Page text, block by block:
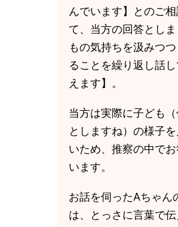
んでいます】とのご
て、当方の回答とし
もの気持ちを汲みつ
ることを繰り返し話
えます】。
当方は実際に子ども
としますね）の様子
いため、推察の中で
います。
お話を伺ったAちゃん
は、とっさに言葉で